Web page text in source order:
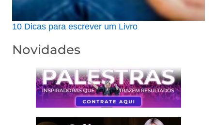
10 Dicas para escrever um Livro
Novidades